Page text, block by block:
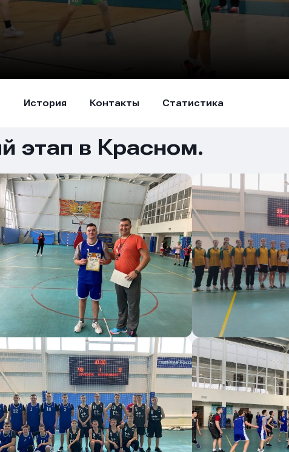
История Контакты Статистика
этап в Красном.